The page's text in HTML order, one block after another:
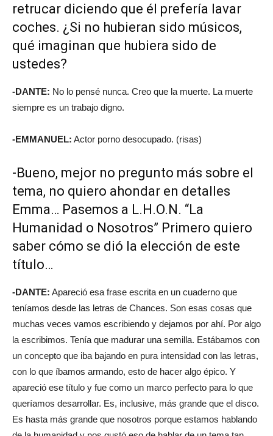
retrucar diciendo que él prefería lavar
coches. ¿Si no hubieran sido músicos,
qué imaginan que hubiera sido de
ustedes?
-DANTE: No lo pensé nunca. Creo que la muerte. La muerte
siempre es un trabajo digno.
-EMMANUEL: Actor porno desocupado. (risas)
-Bueno, mejor no pregunto más sobre el
tema, no quiero ahondar en detalles
Emma… Pasemos a L.H.O.N. “La
Humanidad o Nosotros” Primero quiero
saber cómo se dió la elección de este
título…
-DANTE: Apareció esa frase escrita en un cuaderno que
teníamos desde las letras de Chances. Son esas cosas que
muchas veces vamos escribiendo y dejamos por ahí. Por algo
la escribimos. Tenía que madurar una semilla. Estábamos con
un concepto que iba bajando en pura intensidad con las letras,
con lo que íbamos armando, esto de hacer algo épico. Y
apareció ese título y fue como un marco perfecto para lo que
queríamos desarrollar. Es, inclusive, más grande que el disco.
Es hasta más grande que nosotros porque estamos hablando